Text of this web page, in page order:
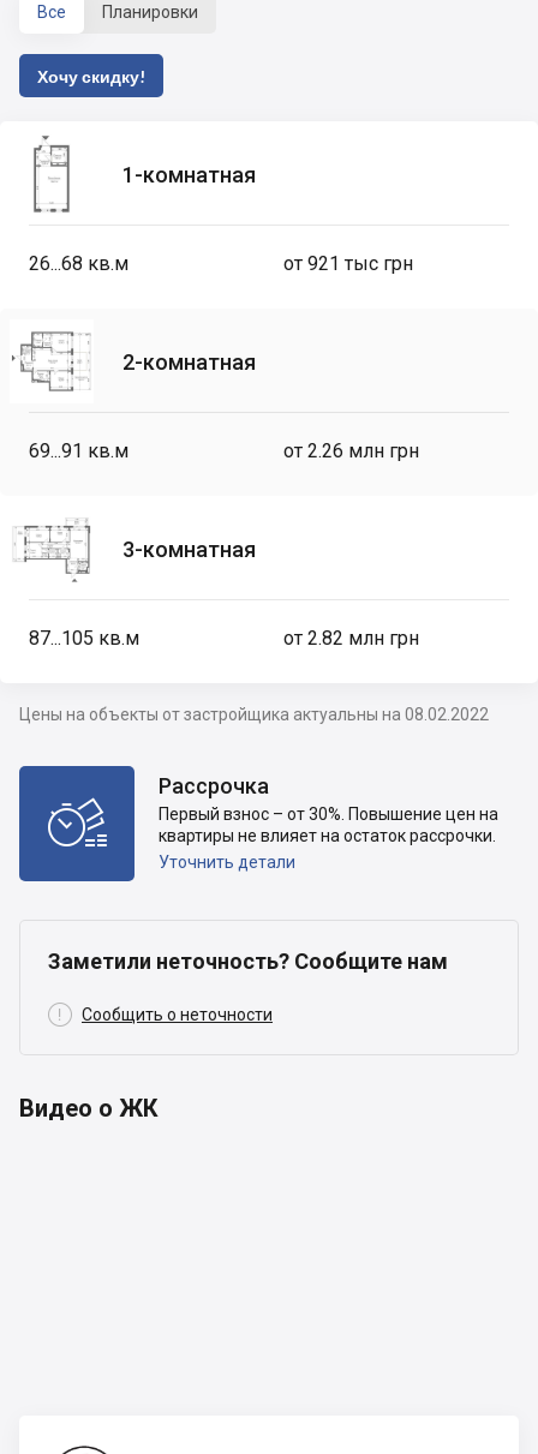
Все Планировки
Хочу скидку!
1-комнатная
26...68 кв.м от 921 тыс грн
2-комнатная
69...91 кв.м от 2.26 млн грн
3-комнатная
87...105 кв.м от 2.82 млн грн
Цены на объекты от застройщика актуальны на 08.02.2022

Рассрочка
Первый взнос – от 30%. Повышение цен на
квартиры не влияет на остаток рассрочки.
Уточнить детали
Заметили неточность? Сообщите нам
 Сообщить о неточности
Видео о ЖК